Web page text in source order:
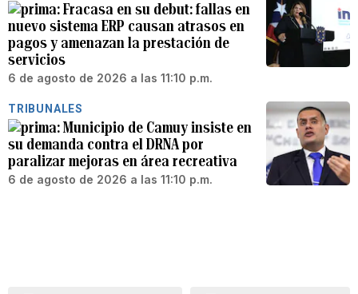
Fracasa en su debut: fallas en
nuevo sistema ERP causan atrasos en
pagos y amenazan la prestación de
servicios
6 de agosto de 2026 a las 11:10 p.m.
TRIBUNALES
Municipio de Camuy insiste en
su demanda contra el DRNA por
paralizar mejoras en área recreativa
6 de agosto de 2026 a las 11:10 p.m.